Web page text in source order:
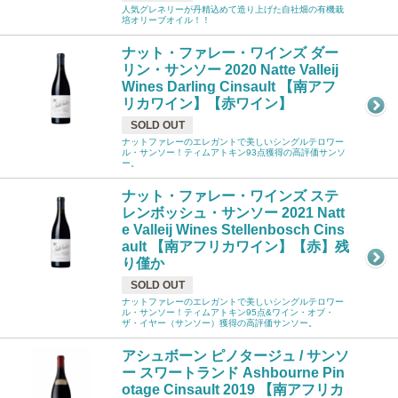
人気グレネリーが丹精込めて造り上げた自社畑の有機栽
培オリーブオイル！！
ナット・ファレー・ワインズ ダー
リン・サンソー 2020 Natte Valleij
Wines Darling Cinsault 【南アフ
リカワイン】【赤ワイン】
SOLD OUT
ナットファレーのエレガントで美しいシングルテロワー
ル・サンソー！ティムアトキン93点獲得の高評価サンソ
ー。
ナット・ファレー・ワインズ ステ
レンボッシュ・サンソー 2021 Natt
e Valleij Wines Stellenbosch Cins
ault 【南アフリカワイン】【赤】残
り僅か
SOLD OUT
ナットファレーのエレガントで美しいシングルテロワー
ル・サンソー！ティムアトキン95点&ワイン・オブ・
ザ・イヤー（サンソー）獲得の高評価サンソー。
アシュボーン ピノタージュ / サンソ
ー スワートランド Ashbourne Pin
otage Cinsault 2019 【南アフリカ